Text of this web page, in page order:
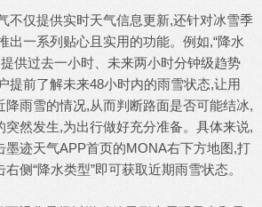
不仅提供实时天气信息更新,还针对冰雪季
出一系列贴心且实用的功能。例如,“降水
供过去一小时、未来两小时分钟级趋势
提前了解未来48小时内的雨雪状态,让用
降雨雪的情况,从而判断路面是否可能结冰,
突然发生,为出行做好充分准备。具体来说,
墨迹天气APP首页的MONA右下方地图,打
侧“降水类型”即可获取近期雨雪状态。